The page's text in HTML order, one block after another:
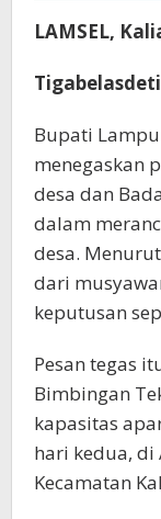
LAMSEL,
Bupati
menegaskan
desa dan
dalam
desa.
dari
keputusan
Pesan tegas
Bimbingan
kapasitas
hari kedua, di
Kecamatan